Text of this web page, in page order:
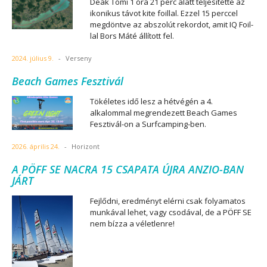
ikonikus távot kite foillal. Ezzel 15 perccel
megdöntve az abszolút rekordot, amit IQ Foil-
lal Bors Máté állított fel.
2024. július 9. - Verseny
Beach Games Fesztivál
Tökéletes idő lesz a hétvégén a 4.
alkalommal megrendezett Beach Games
Fesztivál-on a Surfcamping-ben.
2026. április 24. - Horizont
A PÖFF SE NACRA 15 CSAPATA ÚJRA ANZIO-BAN
JÁRT
Fejlődni, eredményt elérni csak folyamatos
munkával lehet, vagy csodával, de a PÖFF SE
nem bízza a véletlenre!